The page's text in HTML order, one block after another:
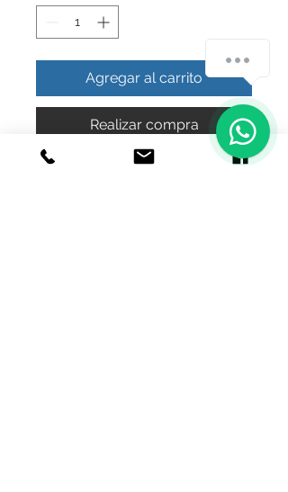
Agregar al carrito
Realizar compra
1